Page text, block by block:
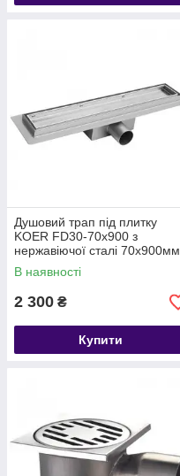
Душовий трап під плитку
KOER FD30-70x900 з
нержавіючої сталі 70x900мм
В наявності
2 300 ₴
Купити